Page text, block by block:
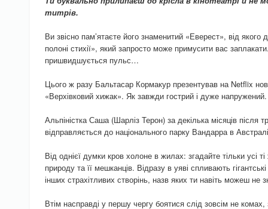
титрів.
Ви звісно пам’ятаєте його знаменитий «Еверест», від
полоні стихії», який запросто може примусити вас
пришвидшується пульс…
Цього ж разу Бальтасар Кормакур презентував на Netflix
«Верхівковий хижак». Як завжди гострий і дуже
Альпіністка Саша (Шарліз Терон) за декілька місяців після
відправляється до національного парку Вандарра в
Від однієї думки кров холоне в жилах: згадайте тільки усі
природу та її мешканців. Відразу в уяві спливають
інших страхітливих створінь, назв яких ти навіть можеш не
Втім насправді у першу чергу боятися слід зовсім не